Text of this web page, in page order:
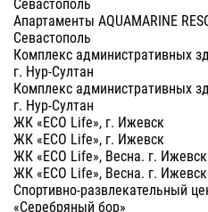
Апартаменты AQUAMARINE
Севастополь
Комплекс административных
г. Нур-Султан
Комплекс административных
г. Нур-Султан
ЖК «ECO Life», г. Ижевск
ЖК «ECO Life», г. Ижевск
ЖК «ECO Life», Весна. г. Ижевск
ЖК «ECO Life», Весна. г. Ижевск
Спортивно-развлекательный
«Серебряный бор»